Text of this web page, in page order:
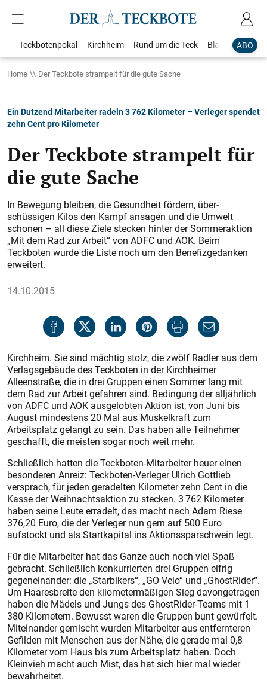
ABO
Teckbotenpokal Kirchheim Rund um die Teck Blaulicht
Home Der Teckbote strampelt für die gute Sache
Ein Dutzend Mitarbeiter radeln 3 762 Kilometer – Verleger spendet
zehn Cent pro Kilometer
Der Teckbote strampelt für
die gute Sache
In Bewegung bleiben, die ­Gesundheit fördern, über­
schüssigen Kilos den Kampf ansagen und die Umwelt
schonen – all diese Ziele stecken hinter der Sommeraktion
„Mit dem Rad zur Arbeit“ von ADFC und AOK. Beim
Teckboten wurde die Liste noch um den Benefizgedanken
erweitert.
14.10.2015
Kirchheim. Sie sind mächtig stolz, die zwölf Radler aus dem
Verlagsgebäude des Teckboten in der Kirchheimer
Alleenstraße, die in drei Gruppen einen Sommer lang mit
dem Rad zur Arbeit gefahren sind. Bedingung der alljährlich
von ADFC und AOK ausgelobten Aktion ist, von Juni bis
August mindestens 20 Mal aus Muskelkraft zum
Arbeitsplatz gelangt zu sein. Das haben alle Teilnehmer
geschafft, die meisten sogar noch weit mehr.
Schließlich hatten die Teckboten-Mitarbeiter heuer einen
besonderen Anreiz: Teckboten-Verleger Ulrich Gottlieb
versprach, für jeden geradelten Kilometer zehn Cent in die
Kasse der Weihnachtsaktion zu stecken. 3 762 Kilometer
haben seine Leute erradelt, das macht nach Adam Riese
376,20 Euro, die der Verleger nun gern auf 500 Euro
aufstockt und als Startkapital ins Aktionssparschwein legt.
Für die Mitarbeiter hat das Ganze auch noch viel Spaß
gebracht. Schließlich konkurrierten drei Gruppen eifrig
gegeneinander: die „Starbikers“, „GO Velo“ und „GhostRider“.
Um Haaresbreite den kilometermäßigen Sieg davongetragen
haben die Mädels und Jungs des GhostRider-Teams mit 1
380 Kilometern. Bewusst waren die Gruppen bunt gewürfelt.
Miteinander gemischt wurden Mitarbeiter aus entfernteren
Gefilden mit Menschen aus der Nähe, die gerade mal 0,8
Kilometer vom Haus bis zum Arbeitsplatz haben. Doch
Kleinvieh macht auch Mist, das hat sich hier mal wieder
bewahrheitet.